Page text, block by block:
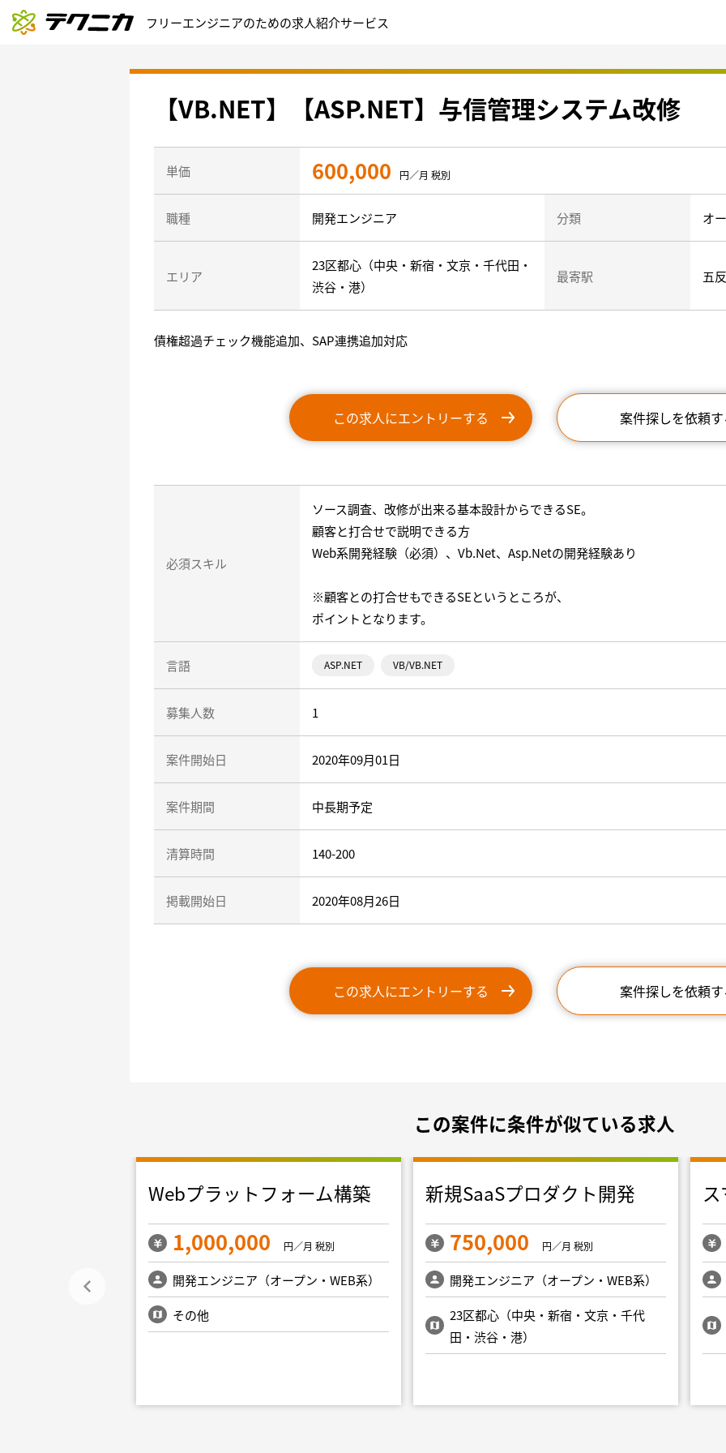
フリーエンジニアのための求人紹介サービス
【VB.NET】【ASP.NET】与信管理システム改修
単価 600,000 円／月 税別
職種 開発エンジニア 分類 オ
エリア
23区都心（中央・新宿・文京・千代田・
渋谷・港）
最寄駅 五
債権超過チェック機能追加、SAP連携追加対応
この求人にエントリーする 案件探しを依頼
必須スキル
ソース調査、改修が出来る基本設計からできるSE。
顧客と打合せで説明できる方
Web系開発経験（必須）、Vb.Net、Asp.Netの開発経験あり
※顧客との打合せもできるSEというところが、
ポイントとなります。
言語 ASP.NET VB/VB.NET
募集人数 1
案件開始日 2020年09月01日
案件期間 中長期予定
清算時間 140-200
掲載開始日 2020年08月26日
この求人にエントリーする 案件探しを依頼
この案件に条件が似ている求人
プン・WEB系）
Webプラットフォーム構築
1,000,000 円／月 税別
開発エンジニア（オープン・WEB系）
その他
新規SaaSプロダクト開発
750,000 円／月 税別
開発エンジニア（オープン・WEB系）
23区都心（中央・新宿・文京・千代
田・渋谷・港）